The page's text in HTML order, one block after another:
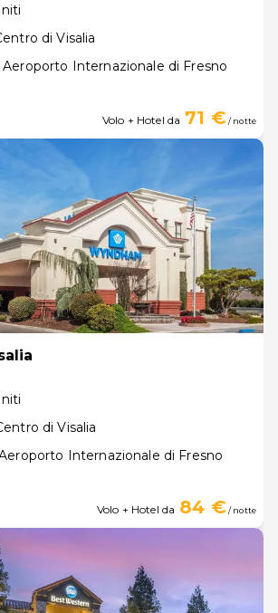
di Visalia
Internazionale di Fresno
Volo + Hotel da 71 €/ notte
di Visalia
Internazionale di Fresno
Volo + Hotel da 84 €/ notte